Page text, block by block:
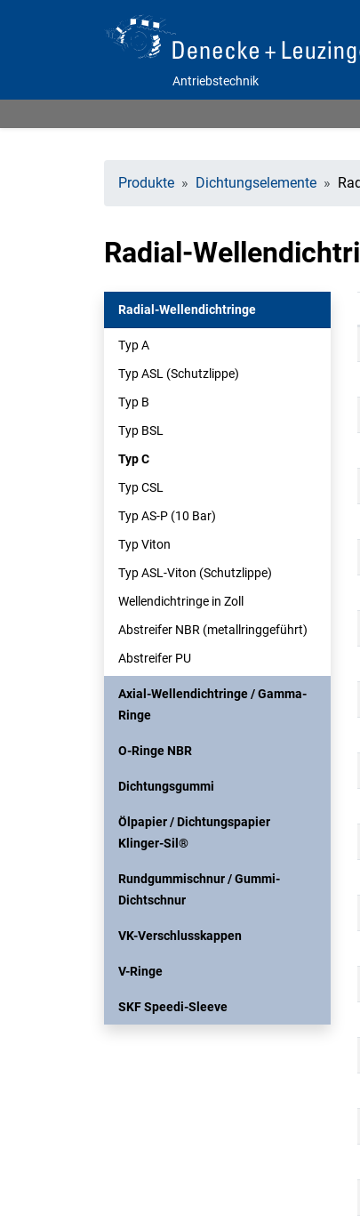
Antriebstechnik
Produkte Dichtungselemente
Radial-
Radial-Wellendichtringe
Typ A
Typ ASL (Schutzlippe)
Typ B
Typ BSL
Typ C
Typ CSL
Typ AS-P (10 Bar)
Typ Viton
Typ ASL-Viton (Schutzlippe)
Wellendichtringe in Zoll
Abstreifer NBR (metallringgeführt)
Abstreifer PU
Axial-Wellendichtringe / Gamma-
Ringe
O-Ringe NBR
Dichtungsgummi
Ölpapier / Dichtungspapier
Klinger-Sil®
Rundgummischnur / Gummi-
Dichtschnur
VK-Verschlusskappen
V-Ringe
SKF Speedi-Sleeve